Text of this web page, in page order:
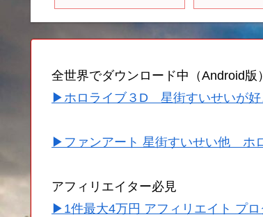
全世界でダウンロード中（Android版）
▶ホロライブ３D 星街すいせいが好
▶ファンアート 星街すいせい他 ホ
アフィリエイター必見
▶1件最大4万円 アフィリエイト プロ